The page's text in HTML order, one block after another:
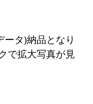
タ)納品となり
で拡大写真が見